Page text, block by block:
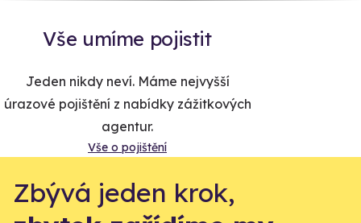
Vše umíme pojistit
Jeden nikdy neví. Máme nejvyšší
úrazové pojištění z nabídky zážitkových
agentur.
Vše o pojištění
Zbývá jeden krok,